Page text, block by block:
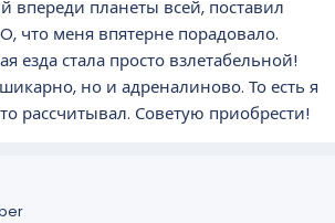
впереди планеты всей, поставил
что меня впятерне порадовало.
езда стала просто взлетабельной!
но и адреналиново. То есть я
рассчитывал. Советую приобрести!